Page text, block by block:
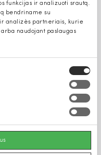
funkcijas ir analizuoti srautą.
bendriname su
analizės partneriais, kurie
naudojant paslaugas